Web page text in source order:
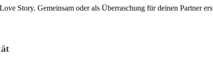
Story. Gemeinsam oder als Überraschung für deinen Partner